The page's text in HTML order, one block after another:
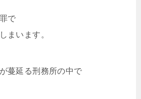
で
まいます。
蔓延る刑務所の中で